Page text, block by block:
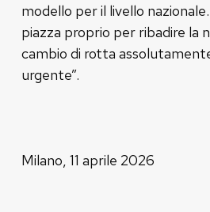
modello per il livello
piazza proprio per ribadire la
cambio di rotta
urgente”.
Milano, 11 aprile 2026